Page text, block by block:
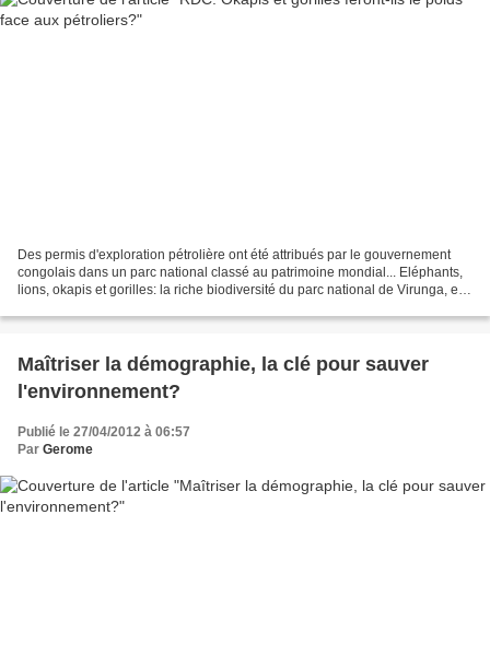
Des permis d'exploration pétrolière ont été attribués par le gouvernement
congolais dans un parc national classé au patrimoine mondial... Eléphants,
lions, okapis et gorilles: la riche biodiversité du parc national de Virunga, en
Maîtriser la démographie, la clé pour sauver
l'environnement?
Publié le 27/04/2012 à 06:57
Par Gerome